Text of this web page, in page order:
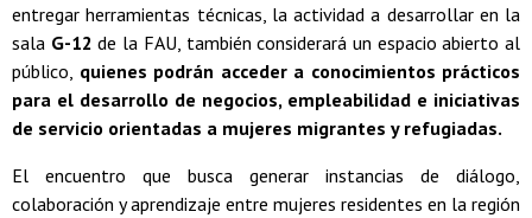
entregar herramientas técnicas, la actividad a desarrollar en la
sala G-12de la FAU, también considerará un espacio abierto al
público, quienes podrán acceder a conocimientos prácticos
para el desarrollo de negocios, empleabilidad e iniciativas
de servicio orientadas a mujeres migrantes y refugiadas.
El encuentro que busca generar instancias de diálogo,
colaboración y aprendizaje entre mujeres residentes en la región